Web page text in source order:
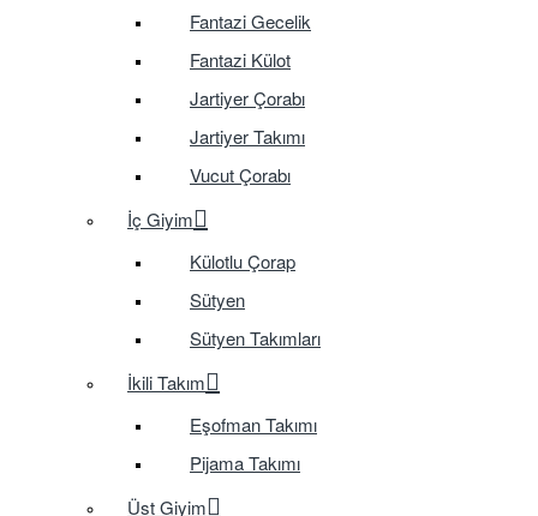
Fantazi Gecelik
Fantazi Külot
Jartiyer Çorabı
Jartiyer Takımı
Vucut Çorabı
İç Giyim
Külotlu Çorap
Sütyen
Sütyen Takımları
İkili Takım
Eşofman Takımı
Pijama Takımı
Üst Giyim